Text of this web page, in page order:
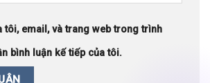
tôi, email, và trang web trong trình
bình luận kế tiếp của tôi.